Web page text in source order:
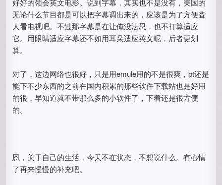
好好的领会英文电影。说到字幕，其实也不是没有，美国的
无论什么节目都是可以把字幕调出来的，应该是为了方便聋
人看电视吧。不过那字幕是在让俺没法忍，也不打算适应
它。用眼睛适应字幕还不如用耳朵适应英文呢，后者更划
算。
对了，这边网络也很好，只是用emule用的不是很爽，bt还是
能下不少东西的之前在国内积累的那些软件下载站也是好用
的很，早知道就不带那么多的小软件了，下着还是很方便
的。
恩，关于自己的生活，今天不在状态，不想说什么。有心情
了再来慢慢的补充吧。